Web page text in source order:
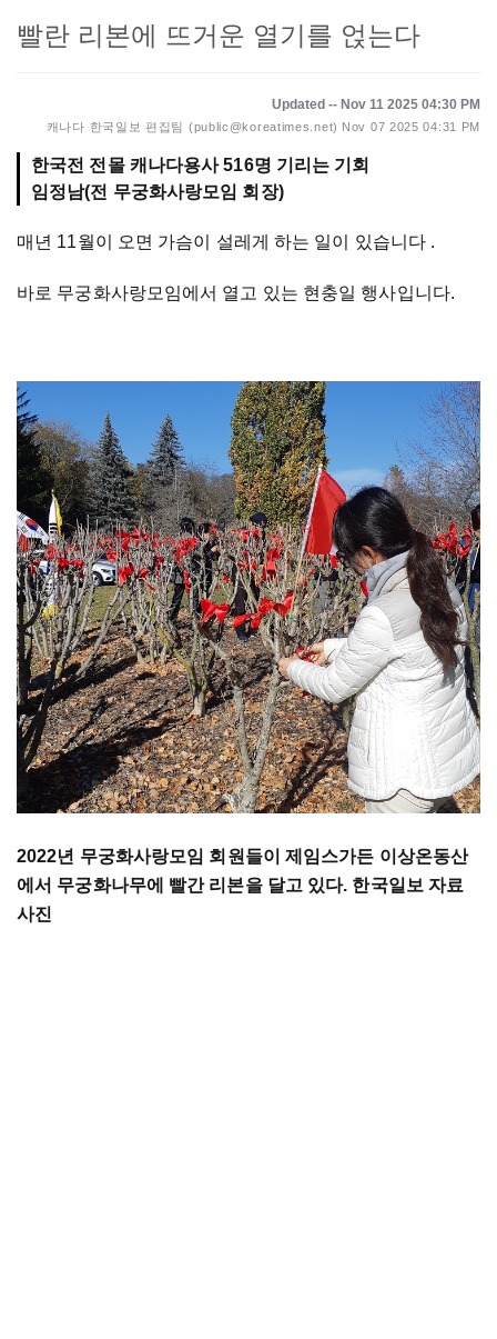
빨란 리본에 뜨거운 열기를 얹는다
Updated -- Nov 11 2025 04:30 PM
캐나다 한국일보 편집팀 (public@koreatimes.net) Nov 07 2025 04:31 PM
한국전 전몰 캐나다용사 516명 기리는 기회
임정남(전 무궁화사랑모임 회장)
매년 11월이 오면 가슴이 설레게 하는 일이 있습니다 .
바로 무궁화사랑모임에서 열고 있는 현충일 행사입니다.
2022년 무궁화사랑모임 회원들이 제임스가든 이상온동산
에서 무궁화나무에 빨간 리본을 달고 있다. 한국일보 자료
사진